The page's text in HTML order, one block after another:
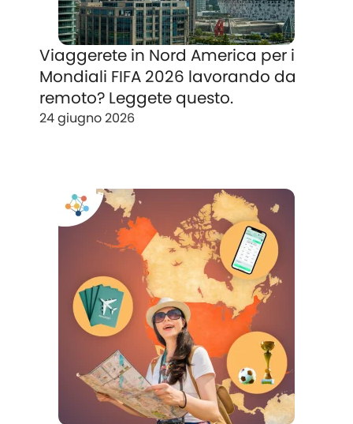
Viaggerete in Nord America per i
Mondiali FIFA 2026 lavorando da
remoto? Leggete questo.
24 giugno 2026